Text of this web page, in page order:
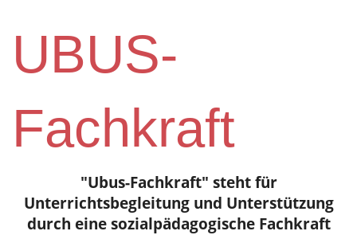
Förderverein
UBUS-
Fachkraft
"Ubus-Fachkraft" steht für
Unterrichtsbegleitung und Unterstützung
durch eine sozialpädagogische Fachkraft